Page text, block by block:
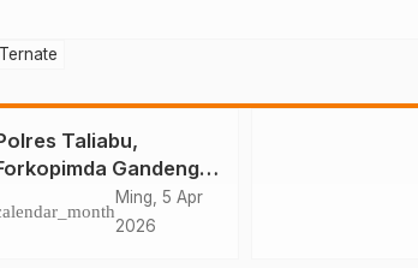
Taliabu,
Gandeng
Tokoh Agama
Damai
Ming, 5 Apr
2026